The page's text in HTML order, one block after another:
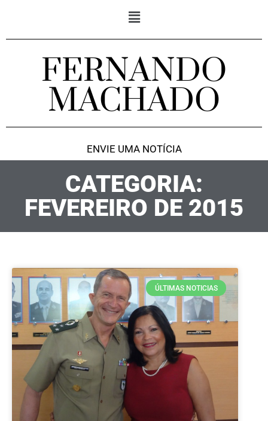
FERNANDO
MACHADO
ENVIE UMA NOTÍCIA
CATEGORIA:
FEVEREIRO DE 2015
ÚLTIMAS NOTICIAS